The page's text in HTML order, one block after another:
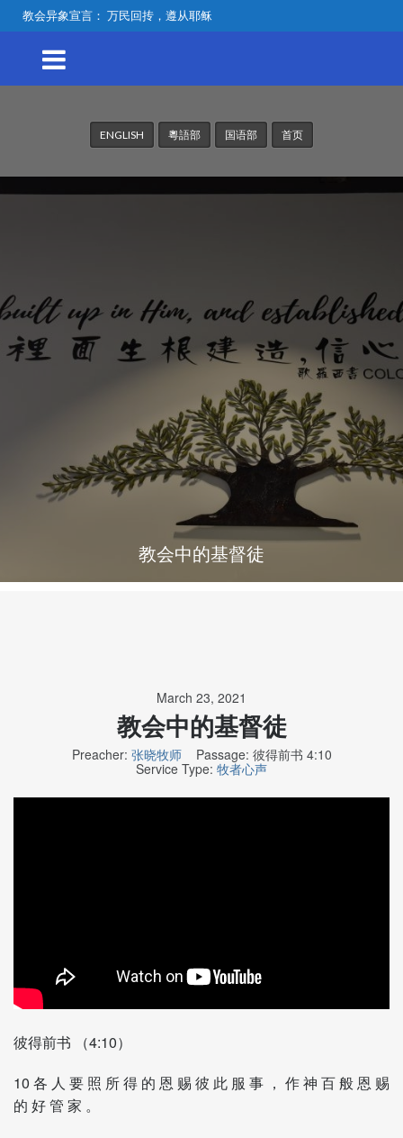
教会异象宣言： 万民回抟，遵从耶稣
ENGLISH 粵語部 国语部 首页
教会中的基督徒
March 23, 2021
教会中的基督徒
Preacher: 张晓牧师 Passage: 彼得前书 4:10
Service Type: 牧者心声
彼得前书 （4:10）
10 各 人 要 照 所 得 的 恩 赐 彼 此 服 事 ， 作 神 百 般 恩 赐
的 好 管 家 。